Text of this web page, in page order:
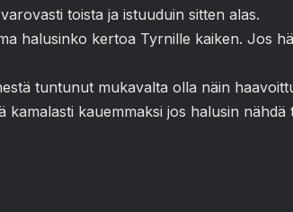
toista ja istuuduin sitten alas.
halusinko kertoa Tyrnille kaiken. Jos
tuntunut mukavalta olla näin
kauemmaksi jos halusin nähdä